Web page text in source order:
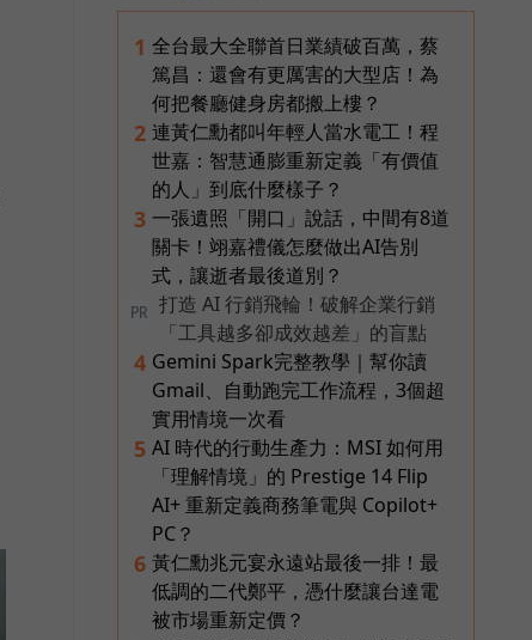
1 全台最大全聯首日業績破百萬，蔡
篤昌：還會有更厲害的大型店！為
何把餐廳健身房都搬上樓？
2 連黃仁勳都叫年輕人當水電工！程
世嘉：智慧通膨重新定義「有價值
的人」到底什麼樣子？
3 一張遺照「開口」說話，中間有8道
關卡！翊嘉禮儀怎麼做出AI告別
式，讓逝者最後道別？
PR
打造 AI 行銷飛輪！破解企業行銷
「工具越多卻成效越差」的盲點
4 Gemini Spark完整教學｜幫你讀
Gmail、自動跑完工作流程，3個超
實用情境一次看
5 AI 時代的行動生產力：MSI 如何用
「理解情境」的 Prestige 14 Flip
AI+ 重新定義商務筆電與 Copilot+
PC？
6 黃仁勳兆元宴永遠站最後一排！最
低調的二代鄭平，憑什麼讓台達電
被市場重新定價？